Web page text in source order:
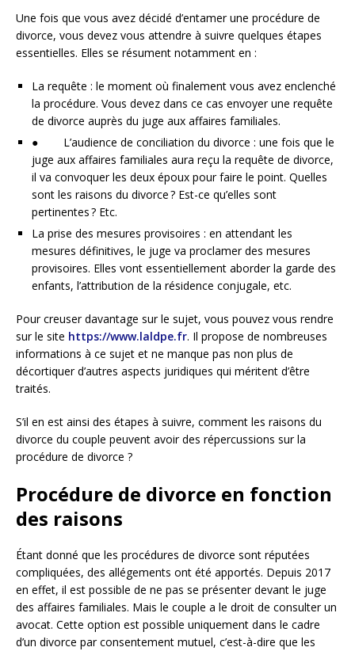
Une fois que vous avez décidé d’entamer une procédure de
divorce, vous devez vous attendre à suivre quelques étapes
essentielles. Elles se résument notamment en :
La requête : le moment où finalement vous avez enclenché
la procédure. Vous devez dans ce cas envoyer une requête
de divorce auprès du juge aux affaires familiales.
● L’audience de conciliation du divorce : une fois que le
juge aux affaires familiales aura reçu la requête de divorce,
il va convoquer les deux époux pour faire le point. Quelles
sont les raisons du divorce ? Est-ce qu’elles sont
pertinentes ? Etc.
La prise des mesures provisoires : en attendant les
mesures définitives, le juge va proclamer des mesures
provisoires. Elles vont essentiellement aborder la garde des
enfants, l’attribution de la résidence conjugale, etc.
Pour creuser davantage sur le sujet, vous pouvez vous rendre
sur le site https://www.laldpe.fr. Il propose de nombreuses
informations à ce sujet et ne manque pas non plus de
décortiquer d’autres aspects juridiques qui méritent d’être
traités.
S’il en est ainsi des étapes à suivre, comment les raisons du
divorce du couple peuvent avoir des répercussions sur la
procédure de divorce ?
Procédure de divorce en fonction
des raisons
Étant donné que les procédures de divorce sont réputées
compliquées, des allégements ont été apportés. Depuis 2017
en effet, il est possible de ne pas se présenter devant le juge
des affaires familiales. Mais le couple a le droit de consulter un
avocat. Cette option est possible uniquement dans le cadre
d’un divorce par consentement mutuel, c’est-à-dire que les